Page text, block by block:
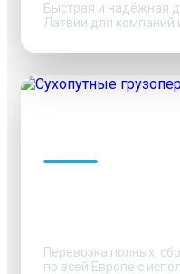
Быстрая и надёжная
Латвии для компаний
Перевозка полных,
по всей Европе с